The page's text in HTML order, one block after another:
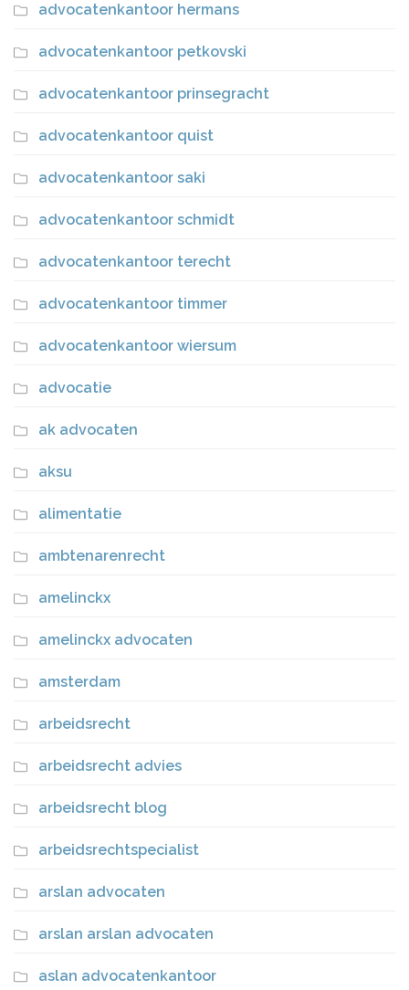
advocatenkantoor hermans
advocatenkantoor petkovski
advocatenkantoor prinsegracht
advocatenkantoor quist
advocatenkantoor saki
advocatenkantoor schmidt
advocatenkantoor terecht
advocatenkantoor timmer
advocatenkantoor wiersum
advocatie
ak advocaten
aksu
alimentatie
ambtenarenrecht
amelinckx
amelinckx advocaten
amsterdam
arbeidsrecht
arbeidsrecht advies
arbeidsrecht blog
arbeidsrechtspecialist
arslan advocaten
arslan arslan advocaten
aslan advocatenkantoor